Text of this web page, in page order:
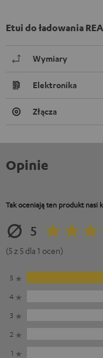
Etui do ładowania
Wymiary
Elektronika
Złącza
Opinie
Tak oceniają ten produkt nasi
5
(5 z 5 dla 1 ocen)
5
4
3
2
1